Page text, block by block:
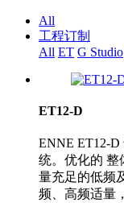
All
工程订制
All ET G Studio
ET12-D
ENNE ET12-
统。优化的 整
量充足的低频
频、高频适量